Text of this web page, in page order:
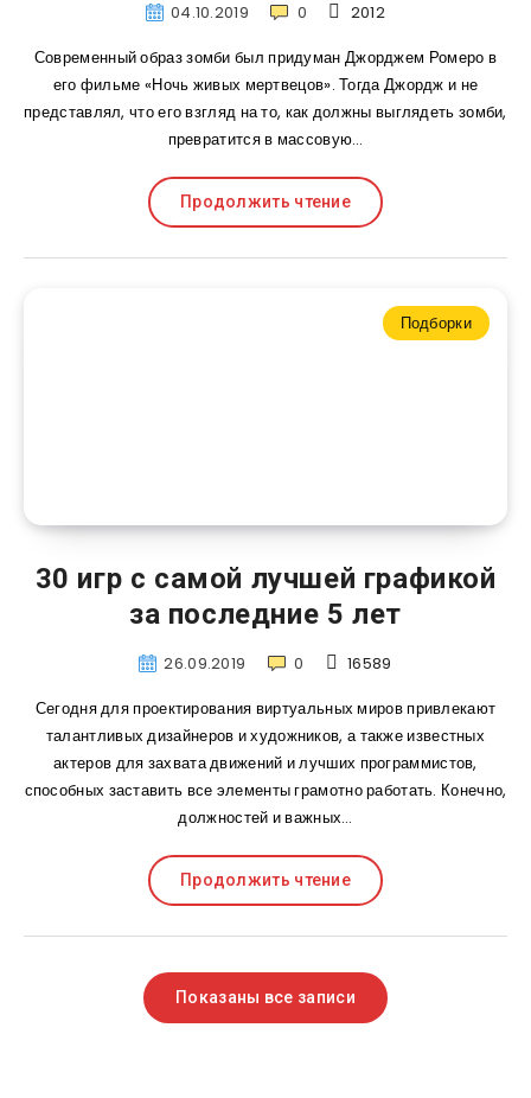
04.10.2019 0
2012
Современный образ зомби был придуман Джорджем Ромеро в
его фильме «Ночь живых мертвецов». Тогда Джордж и не
представлял, что его взгляд на то, как должны выглядеть зомби,
превратится в массовую…
Продолжить чтение
Подборки
30 игр с самой лучшей графикой
за последние 5 лет
26.09.2019 0
16589
Сегодня для проектирования виртуальных миров привлекают
талантливых дизайнеров и художников, а также известных
актеров для захвата движений и лучших программистов,
способных заставить все элементы грамотно работать. Конечно,
должностей и важных…
Продолжить чтение
Показаны все записи